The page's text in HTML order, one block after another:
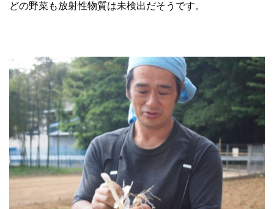
どの野菜も放射性物質は未検出だそうです。